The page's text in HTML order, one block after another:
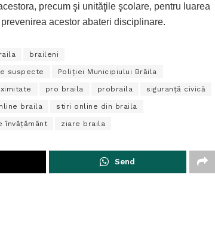
precum şi unităţile şcolare, pentru luarea
acestor abateri disciplinare.
braileni
suspecte Poliţiei Municipiului Brăila
pro braila probraila siguranţă civică
braila stiri online din braila
învăţământ ziare braila
Send